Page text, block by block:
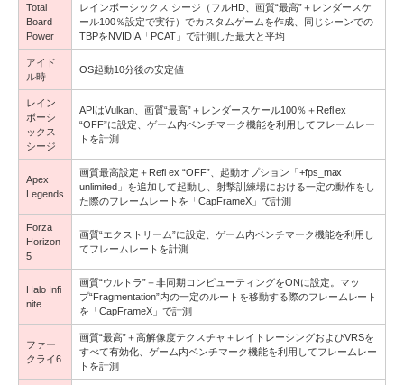
Total
Board
Power
レインボーシックス シージ（フルHD、画質“最高”＋レンダースケ
ール100％設定で実行）でカスタムゲームを作成、同じシーンでの
TBPをNVIDIA「PCAT」で計測した最大と平均
アイド
ル時
OS起動10分後の安定値
レイン
ボーシ
ックス
シージ
APIはVulkan、画質“最高”＋レンダースケール100％＋Refl ex
“OFF”に設定、ゲーム内ベンチマーク機能を利用してフレームレー
トを計測
Apex
Legends
画質最高設定＋Refl ex “OFF”、起動オプション「+fps_max
unlimited」を追加して起動し、射撃訓練場における一定の動作をし
た際のフレームレートを「CapFrameX」で計測
Forza
Horizon
5
画質“エクストリーム”に設定、ゲーム内ベンチマーク機能を利用し
てフレームレートを計測
Halo Infi
nite
画質“ウルトラ”＋非同期コンピューティングをONに設定。マッ
プ“Fragmentation”内の一定のルートを移動する際のフレームレート
を「CapFrameX」で計測
ファー
クライ6
画質“最高”＋高解像度テクスチャ＋レイトレーシングおよびVRSを
すべて有効化、ゲーム内ベンチマーク機能を利用してフレームレー
トを計測